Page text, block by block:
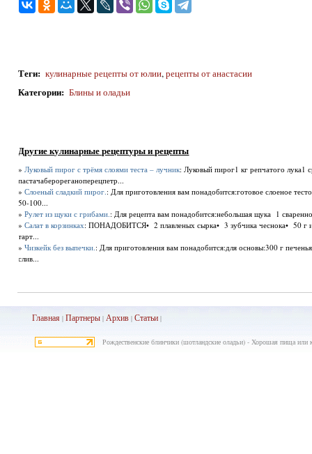
Теги: кулинарные рецепты от юлии,рецепты от анастасии
Категории: Блины и оладьи
Другие кулинарные рецептуры и рецепты
»Луковый пирог с трёмя слоями теста – лучник: Луковый пирог1 кг репчатого лука1
пастачаберореганоперецпетр...
»Слоеный сладкий пирог. : Для приготовления вам понадобится:готовое слоеное
50-100...
»Рулет из щуки с грибами. : Для рецепта вам понадобится:небольшая щука 1
»Салат в корзинках: ПОНАДОБИТСЯ• 2 плавленых сырка• 3 зубчика чеснока• 50 г
тарт...
»Чизкейк без выпечки. : Для приготовления вам понадобится:для основы:300 г
слив...
Главная |Партнеры |Архив |Статьи |
Рождественские блинчики (шотландские оладьи) - Хорошая пища